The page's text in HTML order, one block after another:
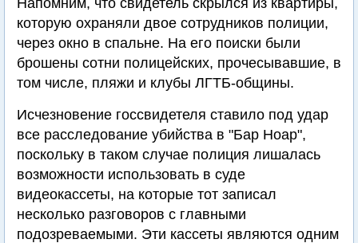
Напомним, что свидетель скрылся из квартиры,
которую охраняли двое сотрудников полиции,
через окно в спальне. На его поиски были
брошены сотни полицейских, прочесывавшие, в
том числе, пляжи и клубы ЛГТБ-общины.
Исчезновение госсвидетеля ставило под удар
все расследование убийства в "Бар Ноар",
поскольку в таком случае полиция лишалась
возможности использовать в суде
видеокассеты, на которые тот записал
несколько разговоров с главными
подозреваемыми. Эти кассеты являются одним